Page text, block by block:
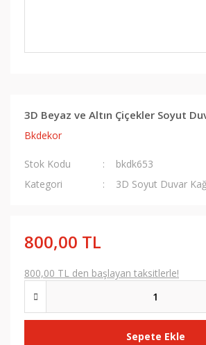
3D Beyaz ve Altın Çiçekler Soyut
Bkdekor
Stok Kodu
bkdk653
Kategori
3D Soyut Duvar
800,00 TL
800,00 TL den başlayan taksitlerle!
Sepete Ekle